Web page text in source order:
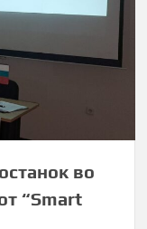
во
“Smart